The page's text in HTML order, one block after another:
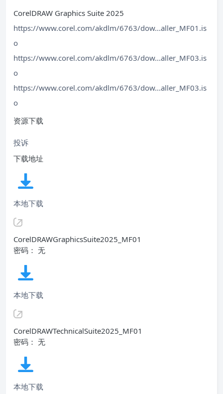
CorelDRAW Graphics Suite 2025
https://www.corel.com/akdlm/6763/dow...aller_MF01.is
o
https://www.corel.com/akdlm/6763/dow...aller_MF03.is
o
https://www.corel.com/akdlm/6763/dow...aller_MF03.is
o
资源下载
投诉
下载地址
本地下载
CorelDRAWGraphicsSuite2025_MF01
密码： 无
本地下载
CorelDRAWTechnicalSuite2025_MF01
密码： 无
本地下载